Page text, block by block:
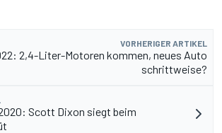
VORHERIGER ARTIKEL
2,4-Liter-Motoren kommen, neues Auto
schrittweise?
Scott Dixon siegt beim